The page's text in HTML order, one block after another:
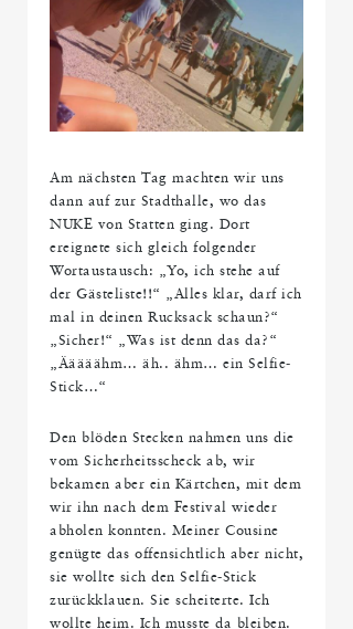
Am nächsten Tag machten wir uns
dann auf zur Stadthalle, wo das
NUKE von Statten ging. Dort
ereignete sich gleich folgender
Wortaustausch: „Yo, ich stehe auf
der Gästeliste!!“ „Alles klar, darf ich
mal in deinen Rucksack schaun?“
„Sicher!“ „Was ist denn das da?“
„Ääääähm… äh.. ähm… ein Selfie-
Stick…“
Den blöden Stecken nahmen uns die
vom Sicherheitsscheck ab, wir
bekamen aber ein Kärtchen, mit dem
wir ihn nach dem Festival wieder
abholen konnten. Meiner Cousine
genügte das offensichtlich aber nicht,
sie wollte sich den Selfie-Stick
zurückklauen. Sie scheiterte. Ich
wollte heim. Ich musste da bleiben.